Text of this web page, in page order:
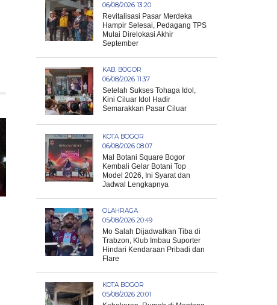
06/08/2026 13:20
Revitalisasi Pasar Merdeka
Hampir Selesai, Pedagang TPS
Mulai Direlokasi Akhir
September
KAB. BOGOR
06/08/2026 11:37
Setelah Sukses Tohaga Idol,
Kini Ciluar Idol Hadir
Semarakkan Pasar Ciluar
KOTA BOGOR
06/08/2026 08:07
Mal Botani Square Bogor
Kembali Gelar Botani Top
Model 2026, Ini Syarat dan
Jadwal Lengkapnya
OLAHRAGA
05/08/2026 20:49
Mo Salah Dijadwalkan Tiba di
Trabzon, Klub Imbau Suporter
Hindari Kendaraan Pribadi dan
Flare
KOTA BOGOR
05/08/2026 20:01